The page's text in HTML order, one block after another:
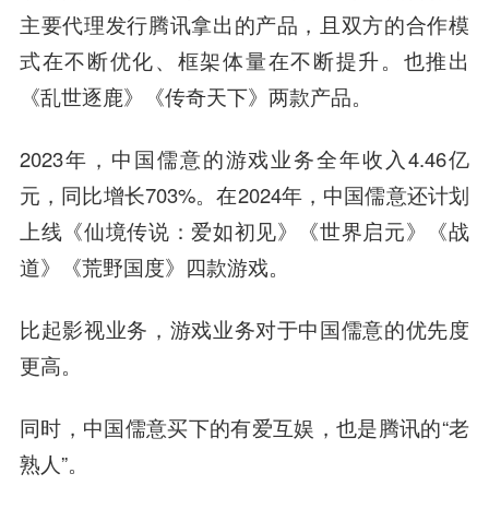
主要代理发行腾讯拿出的产品，且双方的合作模
式在不断优化、框架体量在不断提升。也推出
《乱世逐鹿》《传奇天下》两款产品。
2023年，中国儒意的游戏业务全年收入4.46亿
元，同比增长703%。在2024年，中国儒意还计划
上线《仙境传说：爱如初见》《世界启元》《战
道》《荒野国度》四款游戏。
比起影视业务，游戏业务对于中国儒意的优先度
更高。
同时，中国儒意买下的有爱互娱，也是腾讯的“老
熟人”。